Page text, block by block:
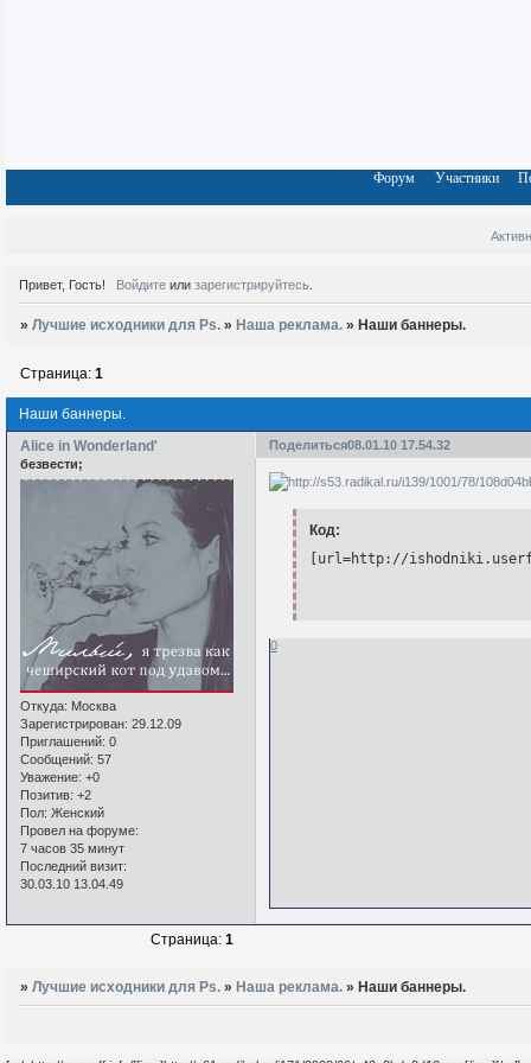
Форум Участники
Привет, Гость! Войдитеили зарегистрируйтесь.
»Лучшие исходники для Ps. » Наша реклама. » Наши баннеры.
Наши баннеры.
Страница:1
Поделиться08.01.10 17.54.32
Alice in Wonderland'
безвести;
Откуда: Москва
Зарегистрирован: 29.12.09
Приглашений: 0
Сообщений: 57
Уважение: +0
Позитив: +2
Пол: Женский
Провел на форуме:
7 часов 35 минут
Последний визит:
30.03.10 13.04.49
Код:
[url=http://
0
Страница:1
»Лучшие исходники для Ps. » Наша реклама. » Наши баннеры.